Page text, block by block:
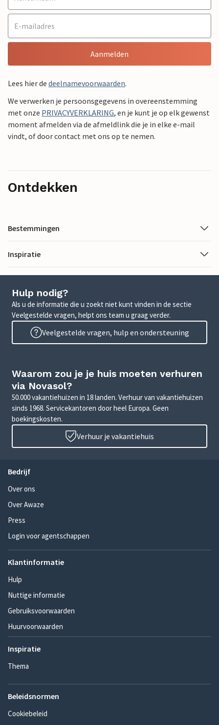
Aanmelden
Lees hier de deelnamevoorwaarden.
We verwerken je persoonsgegevens in overeenstemming
met onze PRIVACYVERKLARING, en je kunt je op elk gewenst
moment afmelden via de afmeldlink die je in elke e-mail
vindt, of door contact met ons op te nemen.
Ontdekken
Bestemmingen
Inspiratie
Hulp nodig?
Als u de informatie die u zoekt niet kunt vinden in de sectie
Veelgestelde vragen, helpt ons team u graag verder.
Veelgestelde vragen, hulp en ondersteuning
Waarom zou je je huis moeten verhuren
via Novasol?
50.000 vakantiehuizen in 18 landen. Verhuur van vakantiehuizen
sinds 1968. Servicekantoren door heel Europa. Geen
boekingskosten.
Verhuur je vakantiehuis
Bedrijf
Over ons
Over Awaze
Press
Login voor agentschappen
Klantinformatie
Hulp
Nuttige informatie
Gebruiksvoorwaarden
Huurvoorwaarden
Inspiratie
Thema
Beleidsnormen
Cookiebeleid